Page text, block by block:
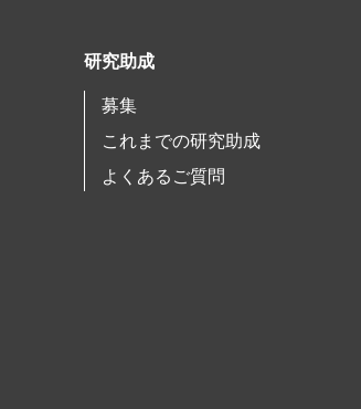
研究助成
募集
これまでの研究助成
よくあるご質問